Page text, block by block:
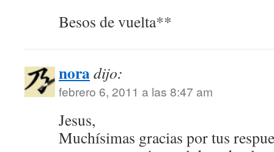
Besos de vuelta**
noradijo:
febrero 6, 2011 a las 8:47 am
Jesus,
Muchísimas gracias por tus